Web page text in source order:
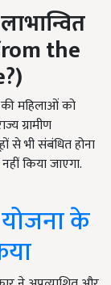
the
महिलाओं को
ग्रामीण
से भी संबंधित होना
किया जाएगा.
के